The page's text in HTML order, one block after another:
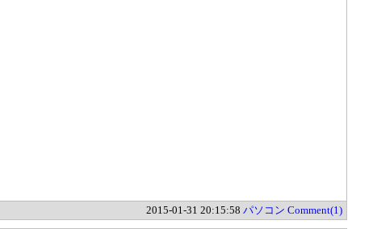
2015-01-31 20:15:58 パソコン Comment(1)